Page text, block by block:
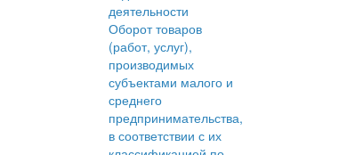
деятельности
Оборот товаров
(работ, услуг),
производимых
субъектами малого и
среднего
предпринимательства,
в соответствии с их